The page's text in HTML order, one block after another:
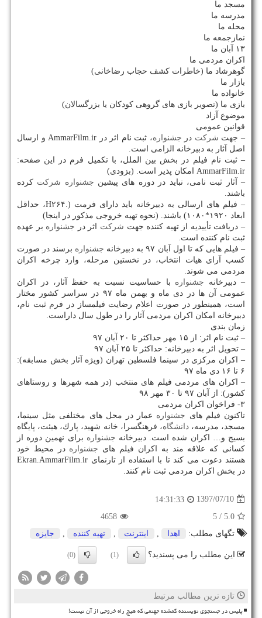
مسجد ما
مدرسه ما
محله ما
نمازجمعه ما
۱۳ آبان ما
اكران مردمی ما
گوهرشاد ما (خاطرات كشف حجاب رضاخانی)
بازار ما
خانواده ما
بازی ما (تصویر بازی های گروهی كودكان یا بزرگسالان)
موضوع آزاد
قوانین عمومی
– جهت شركت در جشنواره
، ثبت نام اثر در AmmarFilm.ir و ارسال
اصل آثار به دبیرخانه الزامی است.
– ثبت نام فیلم در بخش بین الملل، با تكمیل فرم در این صفحه:
AmmarFilm.ir امكان پذیر است. (بزودی)
– آثار ثبت نامی، نباید در دوره های پیشین جشنواره شركت كرده
باشند.
– فیلم های ارسالی به دبیرخانه باید دارای فرمت (.H۲۶۴، حداقل
ابعاد ۱۹۲۰*۱۰۸۰) باشند. (نحوه تهیه خروجی مذكور در اینجا)
– دریافت تأییدیه از تهیه كننده جهت شركت اثر در جشنواره بر عهده
ثبت نام كننده است.
– فیلم هایی كه تا اول آبان ۹۷ به دبیرخانه
جشنواره برسند در صورت
كسب آرای هیات انتخاب، در نخستین مرحله، وارد چرخه اكران
مردمی می شوند.
– دبیرخانه جشنواره با حساسیت نسبت به حفظ آثار، در اكران
عمومی آن ها در دی ماه و بهمن ماه ۹۷ در سراسر كشور مختار
است، همینطور در صورت اعلام رضایت فیلمساز در فرم ثبت نام،
دبیرخانه امكان اكران مردمی آثار را در طول سال داراست.
زمان بندی
– ثبت نام اثر: از ۱۵ مهر حداكثر تا ۲۰ آبان ۹۷
– تحویل اثر به دبیرخانه: حداكثر تا ۲۵ آبان ۹۷
– اكران مركزی در سینما فلسطین تهران (ویژه آثار بخش مسابقه):
۶ تا ۱۶ دی ماه ۹۷
– اكران های مردمی فیلم های منتخب (در همه شهرها و روستاهای
كشور): از آبان ۹۷ تا ۳۰ مهر ۹۸
۳- فراخوان اكران مردمی
تاكنون فیلم های جشنواره عمار در محل های مختلفی مثل سینما،
مسجد، مدرسه،دانشگاه، فرهنگسرا، خانه شهید، پارك، هیئت، پایگاه
بسیج و… اكران شده است. دبیرخانه جشنواره برای نهمین دوره از
كسانی كه علاقه مند به اكران فیلم های جشنواره در محیط خود
هستند دعوت می كند تا با استفاده از تارنمای Ekran.AmmarFilm.ir
در بخش اكران مردمی ثبت نام كنند.
1397/07/10
14:31:33
5.0
/ 5
4658
تگهای مطلب:
اهدا اینترنت تهیه كننده جایزه
این مطلب را می پسندید؟ (1)
(0)
تازه ترین مطالب مرتبط
پلیس در جستجوی نویسنده گمشده جهنمی که هیچ راه خروجی از آن نیست!